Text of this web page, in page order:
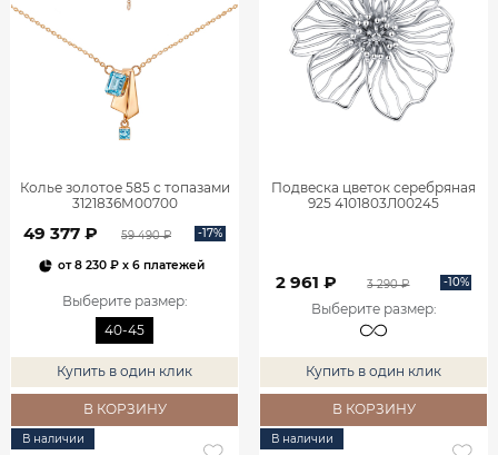
Колье золотое 585 с топазами
3121836М00700
49 377 ₽ 59 490 ₽ -17%
от8 230 ₽ x 6 платежей
Выберите размер:
40-45
Купить в один клик
В КОРЗИНУ
Подвеска цветок серебряная
925 4101803Л00245
2 961 ₽ 3 290 ₽ -10%
Выберите размер:
Купить в один клик
В КОРЗИНУ
В наличии В наличии